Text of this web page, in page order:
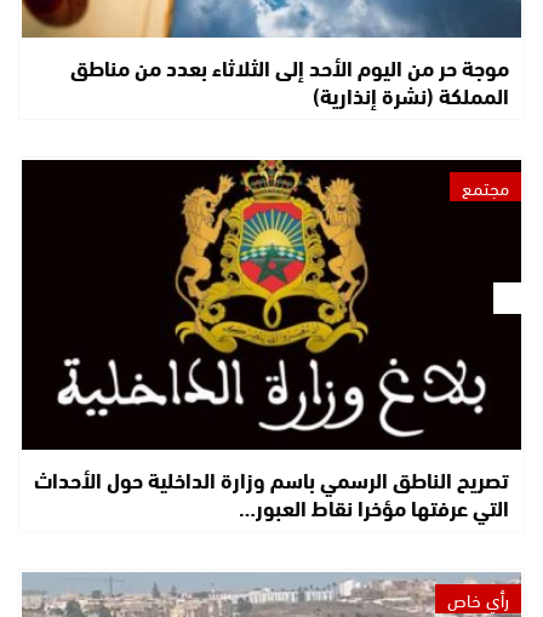
موجة حر من اليوم الأحد إلى الثلاثاء بعدد من مناطق
المملكة (نشرة إنذارية)
مجتمع
تصريح الناطق الرسمي باسم وزارة الداخلية حول الأحداث
التي عرفتها مؤخرا نقاط العبور…
رأي خاص